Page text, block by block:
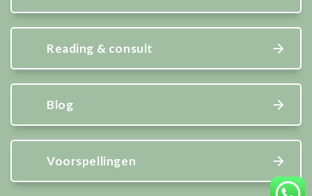
Reading & consult
Blog
Voorspellingen